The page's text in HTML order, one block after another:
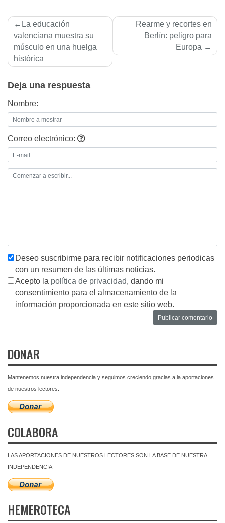
Navegación
de
entradas
La educación
valenciana muestra su
músculo en una huelga
histórica
Rearme y recortes en
Berlín: peligro para
Europa
Deja una respuesta
Nombre:
Correo electrónico:
Deseo suscribirme para recibir notificaciones periodicas
con un resumen de las últimas noticias.
Acepto la política de privacidad, dando mi
consentimiento para el almacenamiento de la
información proporcionada en este sitio web.
DONAR
Mantenemos nuestra independencia y seguimos creciendo gracias a la aportaciones
de nuestros lectores.
COLABORA
LAS APORTACIONES DE NUESTROS LECTORES SON LA BASE DE NUESTRA
INDEPENDENCIA
HEMEROTECA